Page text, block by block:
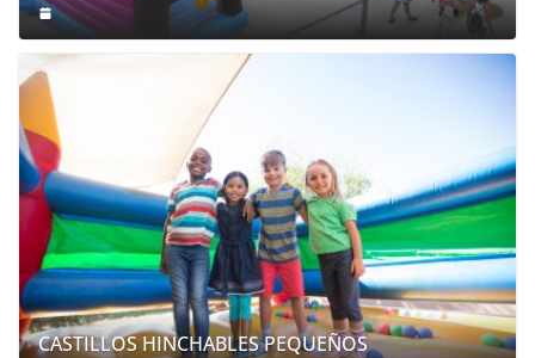
CASTILLOS HINCHABLES PEQUEÑOS